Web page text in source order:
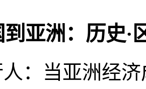
亚洲：历史·
：当亚洲经